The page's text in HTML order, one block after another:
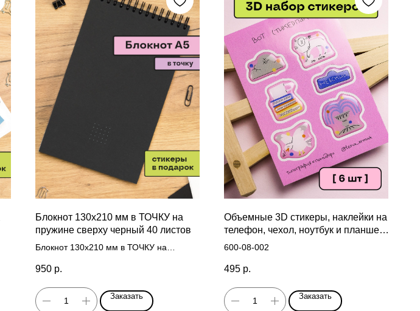
Блокнот 130х210 мм в ТОЧКУ на
пружине сверху черный 40 листов
Блокнот 130х210 мм в ТОЧКУ на
950 р.
Заказать
Объемные 3D стикеры, наклейки на
телефон, чехол, ноутбук и планшет
Питер
600-08-002
495 р.
Заказать